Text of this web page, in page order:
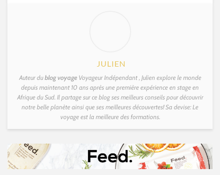
JULIEN
Auteur dublog voyageVoyageur Indépendant , Julien explore le monde
depuis maintenant 10 ans après une première expérience en stage en
Afrique du Sud. Il partage sur ce blog ses meilleurs conseils pour découvrir
notre belle planète ainsi que ses meilleures découvertes! Sa devise: Le
voyage est la meilleure des formations.